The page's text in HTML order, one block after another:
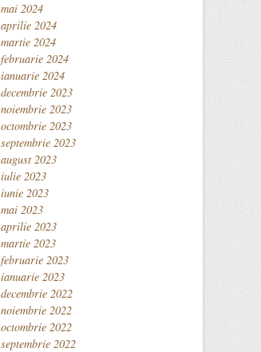
mai 2024
aprilie 2024
martie 2024
februarie 2024
ianuarie 2024
decembrie 2023
noiembrie 2023
octombrie 2023
septembrie 2023
august 2023
iulie 2023
iunie 2023
mai 2023
aprilie 2023
martie 2023
februarie 2023
ianuarie 2023
decembrie 2022
noiembrie 2022
octombrie 2022
septembrie 2022